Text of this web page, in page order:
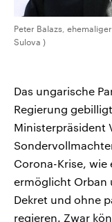
Peter Balazs,
Sulova )
Das ungarische
Regierung
Ministerpräsident
Corona-Krise, wie
ermöglicht Orban
Dekret und ohne
regieren. Zwar